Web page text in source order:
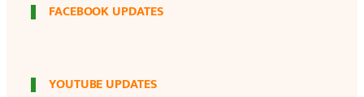
FACEBOOK UPDATES
YOUTUBE UPDATES